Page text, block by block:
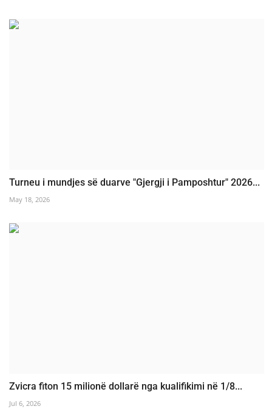
Turneu i mundjes së duarve "Gjergji i Pamposhtur" 2026...
May 18, 2026
Zvicra fiton 15 milionë dollarë nga kualifikimi në 1/8...
Jul 6, 2026